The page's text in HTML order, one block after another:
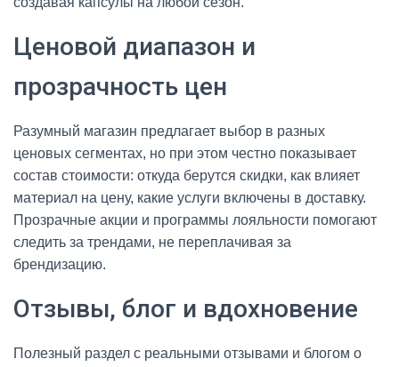
Ценовой диапазон и
прозрачность цен
Разумный магазин предлагает выбор в разных
ценовых сегментах, но при этом честно показывает
состав стоимости: откуда берутся скидки, как влияет
материал на цену, какие услуги включены в доставку.
Прозрачные акции и программы лояльности помогают
следить за трендами, не переплачивая за
брендизацию.
Отзывы, блог и вдохновение
Полезный раздел с реальными отзывами и блогом о